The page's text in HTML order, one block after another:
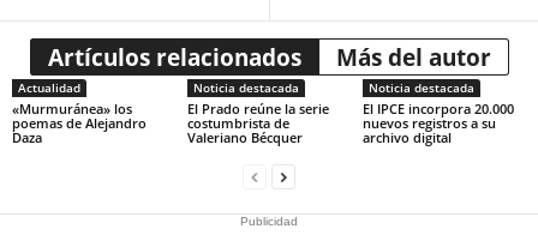
Artículos relacionados Más del autor
Actualidad
«Murmuránea» los
poemas de Alejandro
Daza
Noticia destacada
El Prado reúne la serie
costumbrista de
Valeriano Bécquer
Noticia destacada
El IPCE incorpora 20.000
nuevos registros a su
archivo digital
Publicidad